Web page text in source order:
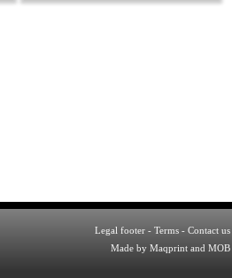
Legal footer - Terms - Contact us
Made by Maqprint and MOB